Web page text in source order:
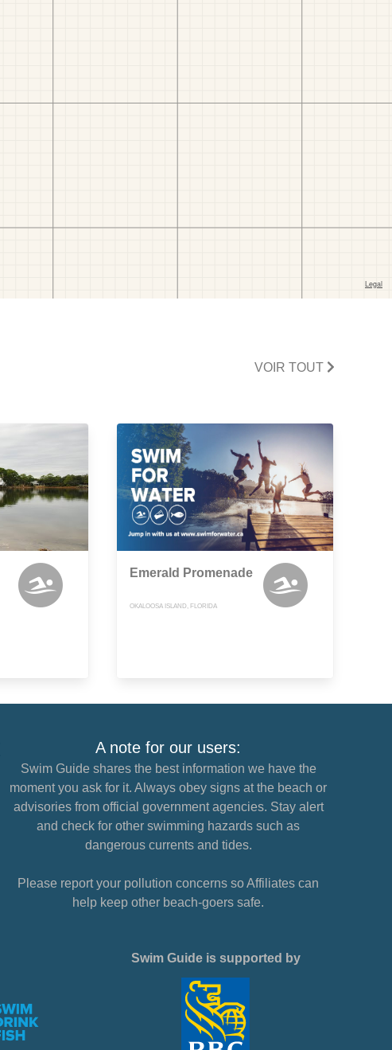
VOIR TOUT
Emerald Promenade
OKALOOSA ISLAND, FLORIDA
A note for our users:
Swim Guide shares the best information we have the
moment you ask for it. Always obey signs at the beach or
advisories from official government agencies. Stay alert
and check for other swimming hazards such as
dangerous currents and tides.
Please report your pollution concerns so Affiliates can
help keep other beach-goers safe.
Swim Guide is supported by